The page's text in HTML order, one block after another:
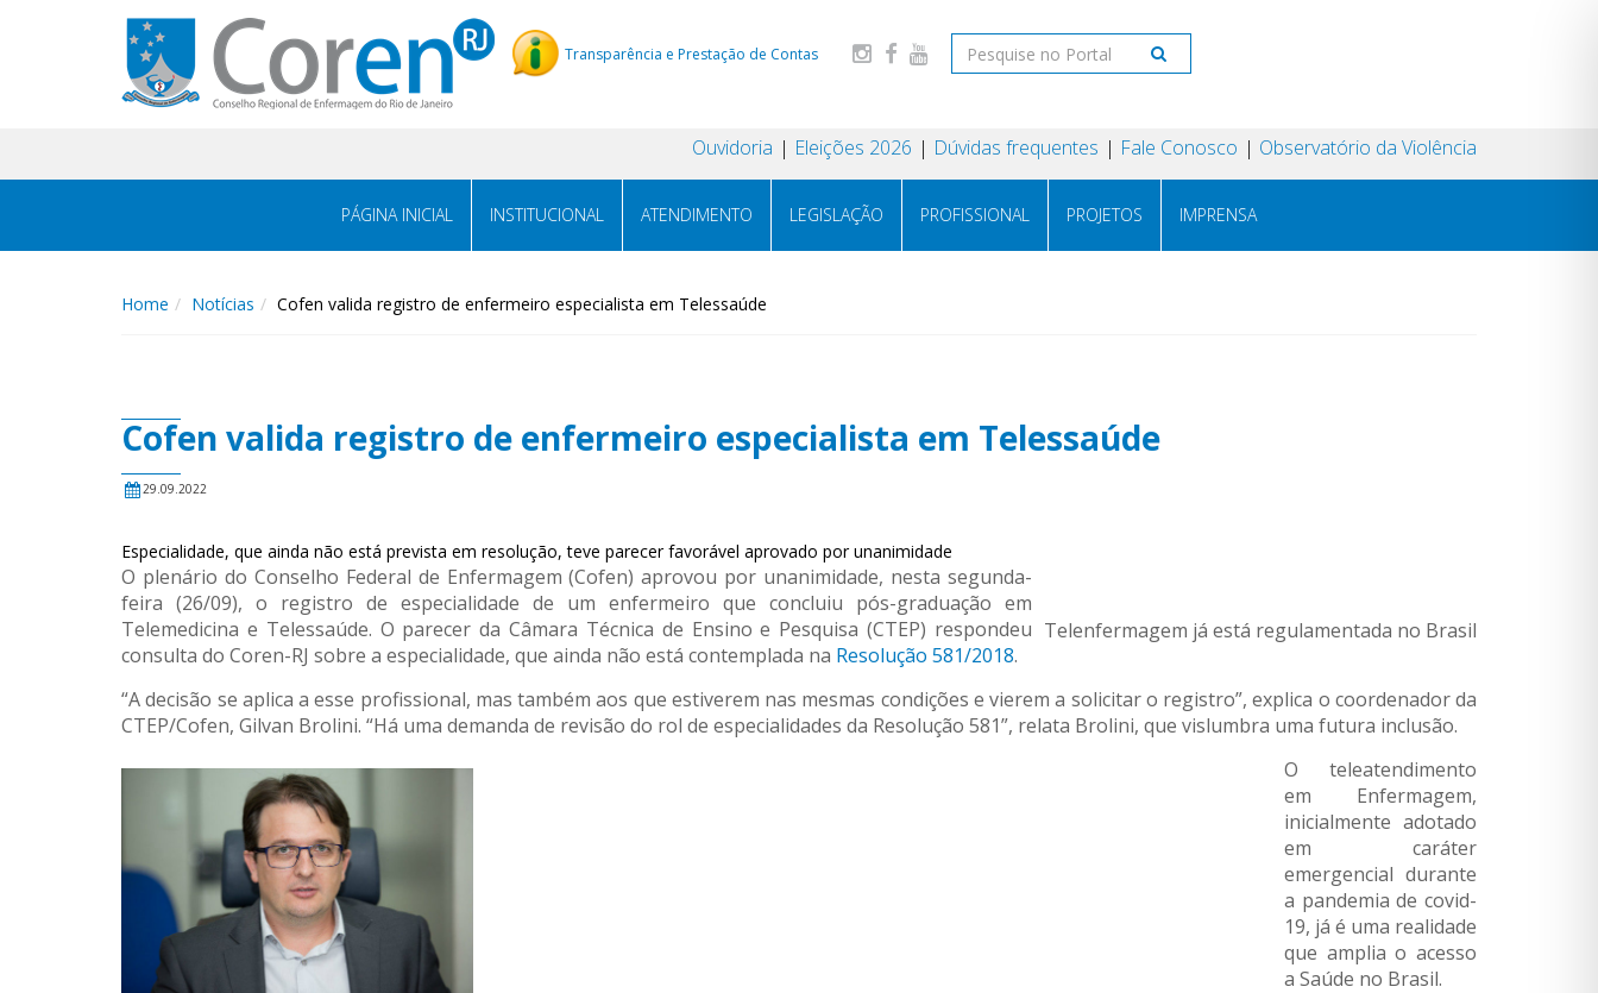
Transparência e Prestação de Contas
Ouvidoria Eleições 2026 Dúvidas frequentes Fale Conosco Observatório da Violência
PÁGINA INICIAL INSTITUCIONAL ATENDIMENTO LEGISLAÇÃO PROFISSIONAL PROJETOS IMPRENSA
Home Notícias Cofen valida registro de enfermeiro especialista em Telessaúde
Cofen valida registro de enfermeiro especialista em Telessaúde
29.09.2022
Especialidade, que ainda não está prevista em resolução, teve parecer favorável aprovado por unanimidade
Telenfermagem já está regulamentada no Brasil
O plenário do Conselho Federal de Enfermagem (Cofen) aprovou por unanimidade, nesta segunda-
feira (26/09), o registro de especialidade de um enfermeiro que concluiu pós-graduação em
Telemedicina e Telessaúde. O parecer da Câmara Técnica de Ensino e Pesquisa (CTEP) respondeu
consulta do Coren-RJ sobre a especialidade, que ainda não está contemplada na Resolução 581/2018.
“A decisão se aplica a esse profissional, mas também aos que estiverem nas mesmas condições e vierem a solicitar o registro”, explica o coordenador da
CTEP/Cofen, Gilvan Brolini. “Há uma demanda de revisão do rol de especialidades da Resolução 581”, relata Brolini, que vislumbra uma futura inclusão.
O teleatendimento
em Enfermagem,
inicialmente adotado
em caráter
emergencial durante
a pandemia de covid-
19, já é uma realidade
que amplia o acesso
a Saúde no Brasil.